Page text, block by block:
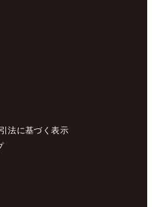
法に基づく表示